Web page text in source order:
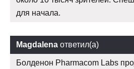
для начала.
Magdalena ответил(а)
Болденон Pharmacom Labs